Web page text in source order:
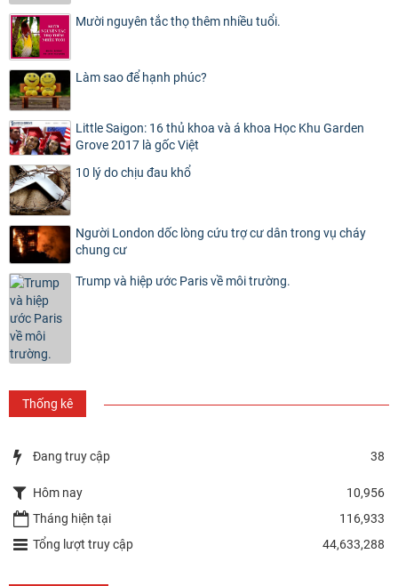
Mười nguyên tắc thọ thêm nhiều tuổi.
Làm sao để hạnh phúc?
Little Saigon: 16 thủ khoa và á khoa Học Khu Garden
Grove 2017 là gốc Việt
10 lý do chịu đau khổ
Người London dốc lòng cứu trợ cư dân trong vụ cháy
chung cư
Trump và hiệp ước Paris về môi trường.
Thống kê
Đang truy cập 38
Hôm nay
10,956
Tháng hiện tại
116,933
Tổng lượt truy cập
44,633,288